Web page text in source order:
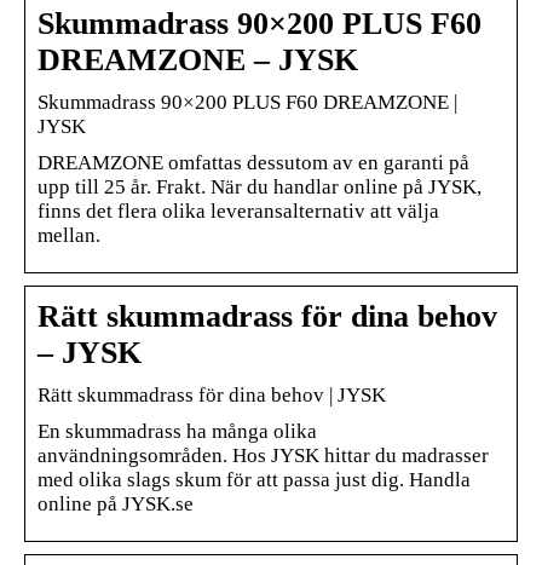
Skummadrass 90×200 PLUS F60
DREAMZONE – JYSK
Skummadrass 90×200 PLUS F60 DREAMZONE |
JYSK
DREAMZONE omfattas dessutom av en garanti på
upp till 25 år. Frakt. När du handlar online på JYSK,
finns det flera olika leveransalternativ att välja
mellan.
Rätt skummadrass för dina behov
– JYSK
Rätt skummadrass för dina behov | JYSK
En skummadrass ha många olika
användningsområden. Hos JYSK hittar du madrasser
med olika slags skum för att passa just dig. Handla
online på JYSK.se